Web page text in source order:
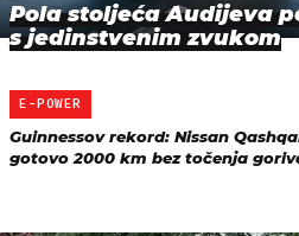
Pola stoljeća Audijeva
s jedinstvenim zvukom
E-POWER
Guinnessov rekord: Nissan
gotovo 2000 km bez točenja